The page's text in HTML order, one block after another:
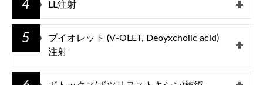
4 LL注射
5
ブイオレット (V-OLET, Deoyxcholic acid)
注射